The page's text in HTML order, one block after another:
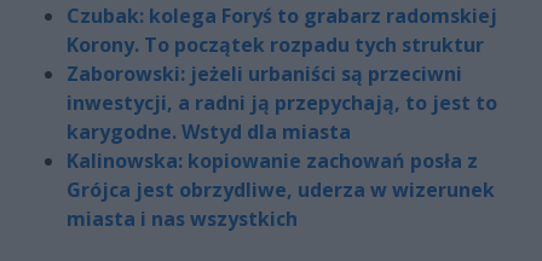
Czubak: kolega Foryś to grabarz radomskiej
Korony. To początek rozpadu tych struktur
Zaborowski: jeżeli urbaniści są przeciwni
inwestycji, a radni ją przepychają, to jest to
karygodne. Wstyd dla miasta
Kalinowska: kopiowanie zachowań posła z
Grójca jest obrzydliwe, uderza w wizerunek
miasta i nas wszystkich